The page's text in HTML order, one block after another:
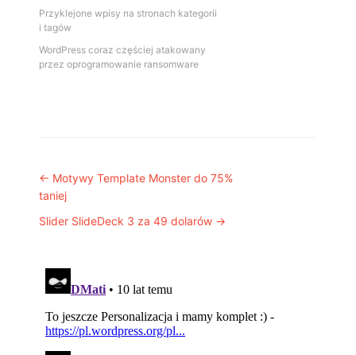
Przyklejone wpisy na stronach kategorii
i tagów
WordPress coraz częściej atakowany
przez oprogramowanie ransomware
Post navigation
← Motywy Template Monster do 75%
taniej
Slider SlideDeck 3 za 49 dolarów →